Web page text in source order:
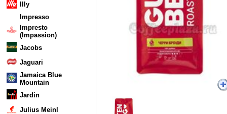
Illy
Impresso
Impresto
(Impassion)
Jacobs
Jaguari
Jamaica Blue
Mountain
Jardin
Julius Meinl